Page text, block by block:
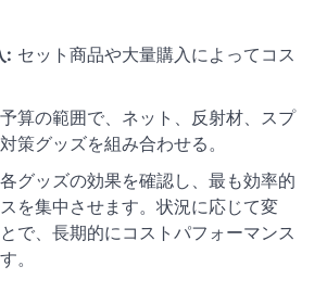
: セット商品や大量購入によってコス
予算の範囲で、ネット、反射材、スプ
策グッズを組み合わせる。
各グッズの効果を確認し、最も効率的
を集中させます。状況に応じて変
で、長期的にコストパフォーマンス
。